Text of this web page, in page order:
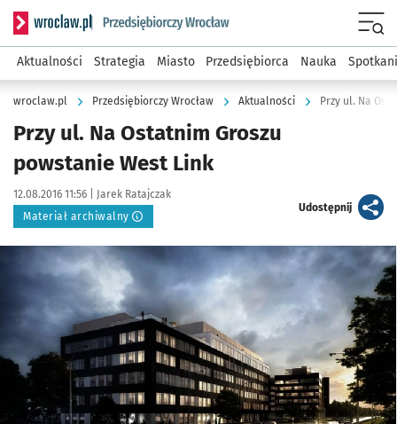
Serwis informacyjny wroclaw.pl podserwis: Strategia
Aktualności Strategia Miasto Przedsiębiorca Nauka
wroclaw.pl Przedsiębiorczy Wrocław Aktualności Przy ul. Na
Przy ul. Na Ostatnim Groszu
powstanie West Link
Data publikacji:
12.08.2016 11:56 | Autor:
Jarek Ratajczak
Materiał archiwalny
Udostępnijartykuł
Kliknij, aby powiększyć